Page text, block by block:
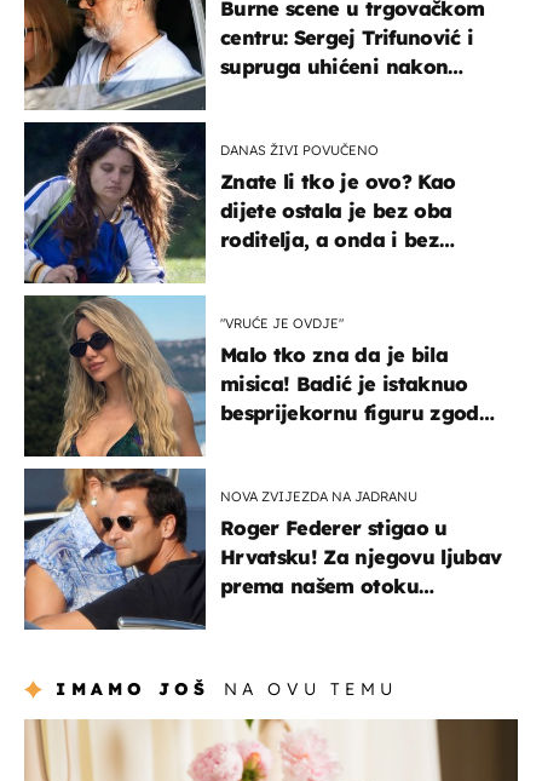
Burne scene u trgovačkom
centru: Sergej Trifunović i
supruga uhićeni nakon
DANAS ŽIVI POVUČENO
Znate li tko je ovo? Kao
dijete ostala je bez oba
roditelja, a onda i bez
"VRUĆE JE OVDJE"
Malo tko zna da je bila
misica! Badić je istaknuo
besprijekornu figuru zgodne
NOVA ZVIJEZDA NA JADRANU
Roger Federer stigao u
Hrvatsku! Za njegovu ljubav
prema našem otoku
IMAMO JOŠ NA OVU TEMU
moda & ljepota